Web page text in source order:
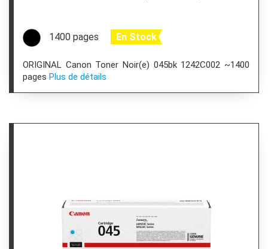
1400 pages En Stock
ORIGINAL Canon Toner Noir(e) 045bk 1242C002 ~1400
pages Plus de détails